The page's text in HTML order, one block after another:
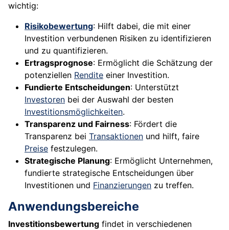
wichtig:
Risikobewertung: Hilft dabei, die mit einer
Investition verbundenen Risiken zu identifizieren
und zu quantifizieren.
Ertragsprognose: Ermöglicht die Schätzung der
potenziellen Rendite einer Investition.
Fundierte Entscheidungen: Unterstützt
Investoren bei der Auswahl der besten
Investitionsmöglichkeiten.
Transparenz und Fairness: Fördert die
Transparenz bei Transaktionen und hilft, faire
Preise festzulegen.
Strategische Planung: Ermöglicht Unternehmen,
fundierte strategische Entscheidungen über
Investitionen und Finanzierungen zu treffen.
Anwendungsbereiche
Investitionsbewertung findet in verschiedenen